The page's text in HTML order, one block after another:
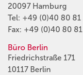
20097 Hamburg
Tel: +49 (0)40 80 81
Fax: +49 (0)40 80
Büro Berlin
Friedrichstraße 171
10117 Berlin